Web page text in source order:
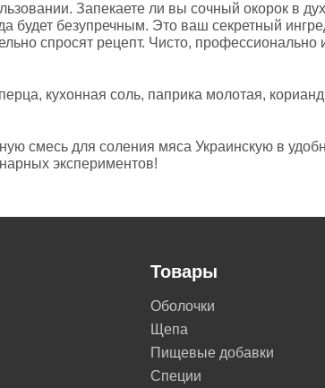
Запекаете ли вы сочный окорок в
будет безупречным. Это ваш секретный
спросят рецепт. Чисто, профессионально
кухонная соль, паприка молотая,
смесь для соления мяса Украинскую в
экспериментов!
Товары
Оболочки
Щепа
Пищевые добавки
Специи